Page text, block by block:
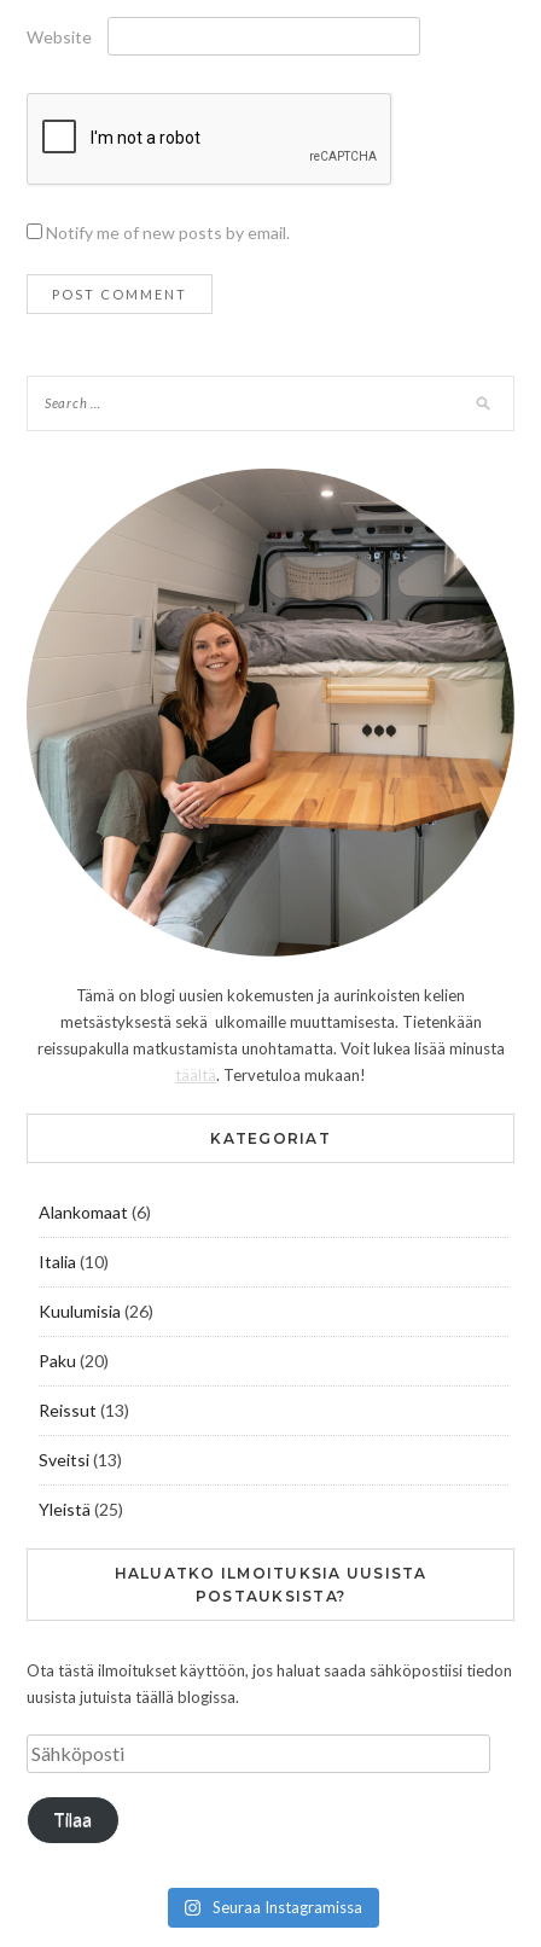
Website
Notify me of new posts by email.
Tämä on blogi uusien kokemusten ja aurinkoisten kelien
metsästyksestä sekä ulkomaille muuttamisesta. Tietenkään
reissupakulla matkustamista unohtamatta. Voit lukea lisää minusta
täältä. Tervetuloa mukaan!
KATEGORIAT
Alankomaat (6)
Italia (10)
Kuulumisia (26)
Paku (20)
Reissut (13)
Sveitsi(13)
Yleistä (25)
HALUATKO ILMOITUKSIA UUSISTA
POSTAUKSISTA?
Ota tästä ilmoitukset käyttöön, jos haluat saada sähköpostiisi tiedon
uusista jutuista täällä blogissa.
Tilaa
Seuraa Instagramissa